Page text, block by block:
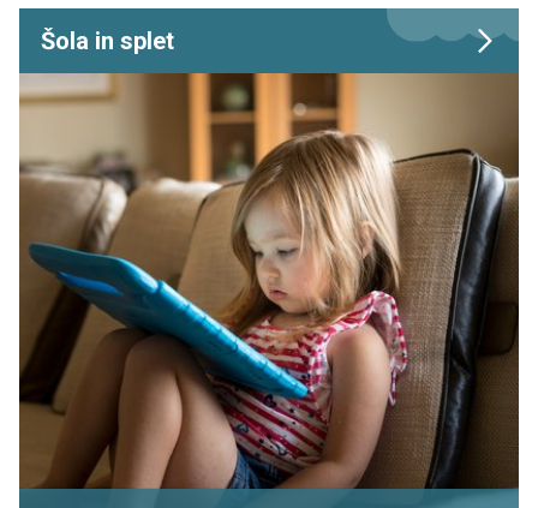
Šola in splet